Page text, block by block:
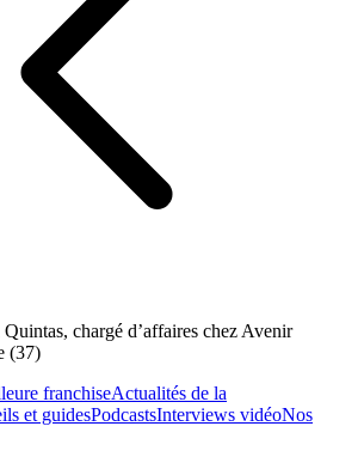
chargé d’affaires chez Avenir
(37)
franchiseActualités de la
et guidesPodcastsInterviews vidéoNos